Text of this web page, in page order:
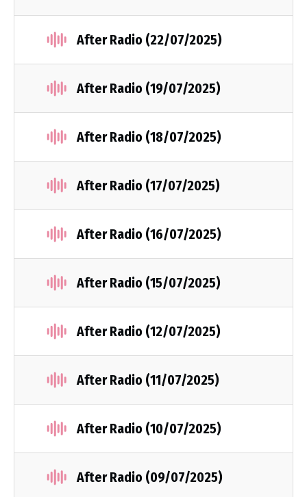
After Radio (22/07/2025)
After Radio (19/07/2025)
After Radio (18/07/2025)
After Radio (17/07/2025)
After Radio (16/07/2025)
After Radio (15/07/2025)
After Radio (12/07/2025)
After Radio (11/07/2025)
After Radio (10/07/2025)
After Radio (09/07/2025)